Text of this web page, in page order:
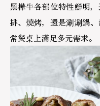
黑樺牛各部位特性鮮明
排、燒烤，還是涮涮鍋
常餐桌上滿足多元需求。